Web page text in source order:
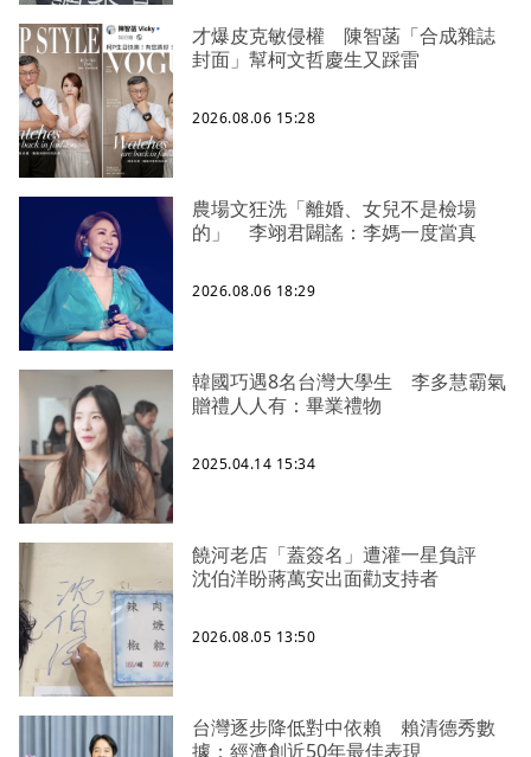
才爆皮克敏侵權 陳智菡「合成雜誌
封面」幫柯文哲慶生又踩雷
2026.08.06 15:28
農場文狂洗「離婚、女兒不是檢場
的」 李翊君闢謠：李媽一度當真
2026.08.06 18:29
韓國巧遇8名台灣大學生 李多慧霸氣
贈禮人人有：畢業禮物
2025.04.14 15:34
饒河老店「蓋簽名」遭灌一星負評
沈伯洋盼蔣萬安出面勸支持者
2026.08.05 13:50
台灣逐步降低對中依賴 賴清德秀數
據：經濟創近50年最佳表現